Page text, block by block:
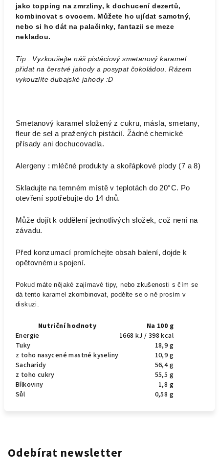
jako topping na zmrzliny, k dochucení dezertů,
kombinovat s ovocem. Můžete ho ujídat samotný,
nebo si ho dát na palačinky, fantazii se meze
nekladou.
Tip : Vyzkoušejte náš pistáciový smetanový karamel
přidat na čerstvé jahody a posypat čokoládou. Rázem
vykouzlíte dubajské jahody :D
Smetanový karamel složený z cukru, másla, smetany,
fleur de sel a pražených pistácií. Žádné chemické
přísady ani dochucovadla.
Alergeny : mléčné produkty a skořápkové plody (7 a 8)
Skladujte na temném místě v teplotách do 20°C. Po
otevření spotřebujte do 14 dnů.
Může dojít k oddělení jednotlivých složek, což není na
závadu.
Před konzumací promíchejte obsah balení, dojde k
opětovnému spojení.
Pokud máte nějaké zajímavé tipy, nebo zkušenosti s čím se
dá tento karamel zkombinovat, podělte se o ně prosím v
diskuzi.
Nutriční hodnoty
Na 100 g
Energie
1668 kJ / 398 kcal
Tuky
18,9 g
z toho nasycené mastné kyseliny
10,9 g
Sacharidy
56,4 g
z toho cukry
55,5 g
Bílkoviny
1,8 g
Sůl
0,58 g
Odebírat newsletter